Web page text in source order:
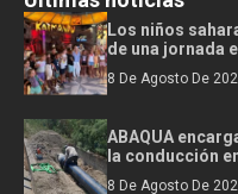
Los niños
de una jornada
8 De Agosto De
ABAQUA
la conducción
8 De Agosto De